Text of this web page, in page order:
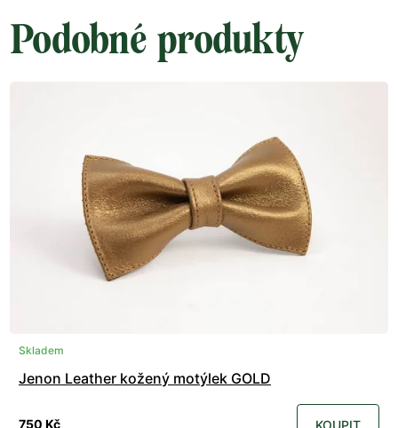
Podobné produkty
Skladem
Jenon Leather kožený motýlek GOLD
750 Kč KOUPIT